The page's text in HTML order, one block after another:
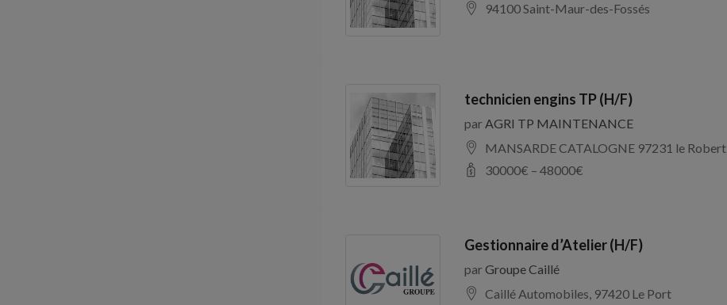
94100 Saint-Maur-des-Fossés
technicien engins TP (H/F)
parAGRI TP MAINTENANCE
MANSARDE CATALOGNE 97231 le Robert
30000€ – 48000€
Gestionnaire d’Atelier (H/F)
parGroupe Caillé
Caillé Automobiles, 97420 Le Port